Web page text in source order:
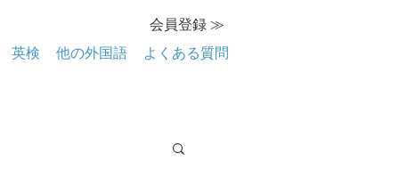
英検 他の外国語 よくある質問
会員登録 ≫